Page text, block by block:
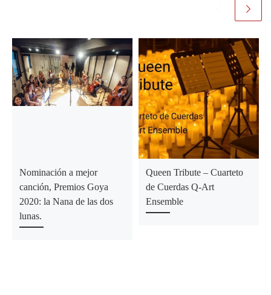
Nominación a mejor
canción, Premios Goya
2020: la Nana de las dos
lunas.
Queen Tribute – Cuarteto
de Cuerdas Q-Art
Ensemble